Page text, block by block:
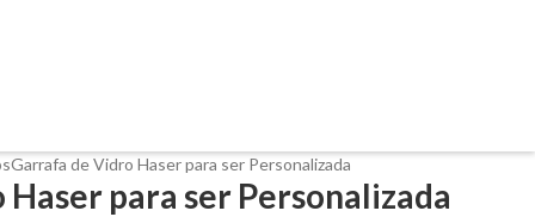
Garrafa de Vidro Haser para ser Personalizada
para ser Personalizada